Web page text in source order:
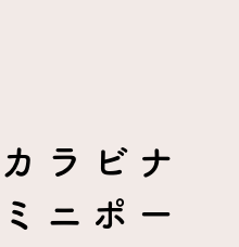
カラビナ
ミニポー